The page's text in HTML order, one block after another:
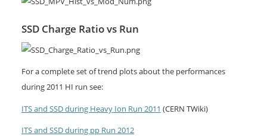
SSD Charge Ratio vs Run
For a complete set of trend plots about the performances
during 2011 HI run see:
ITS and SSD during Heavy Ion Run 2011 (CERN TWiki)
ITS and SSD during pp Run 2012